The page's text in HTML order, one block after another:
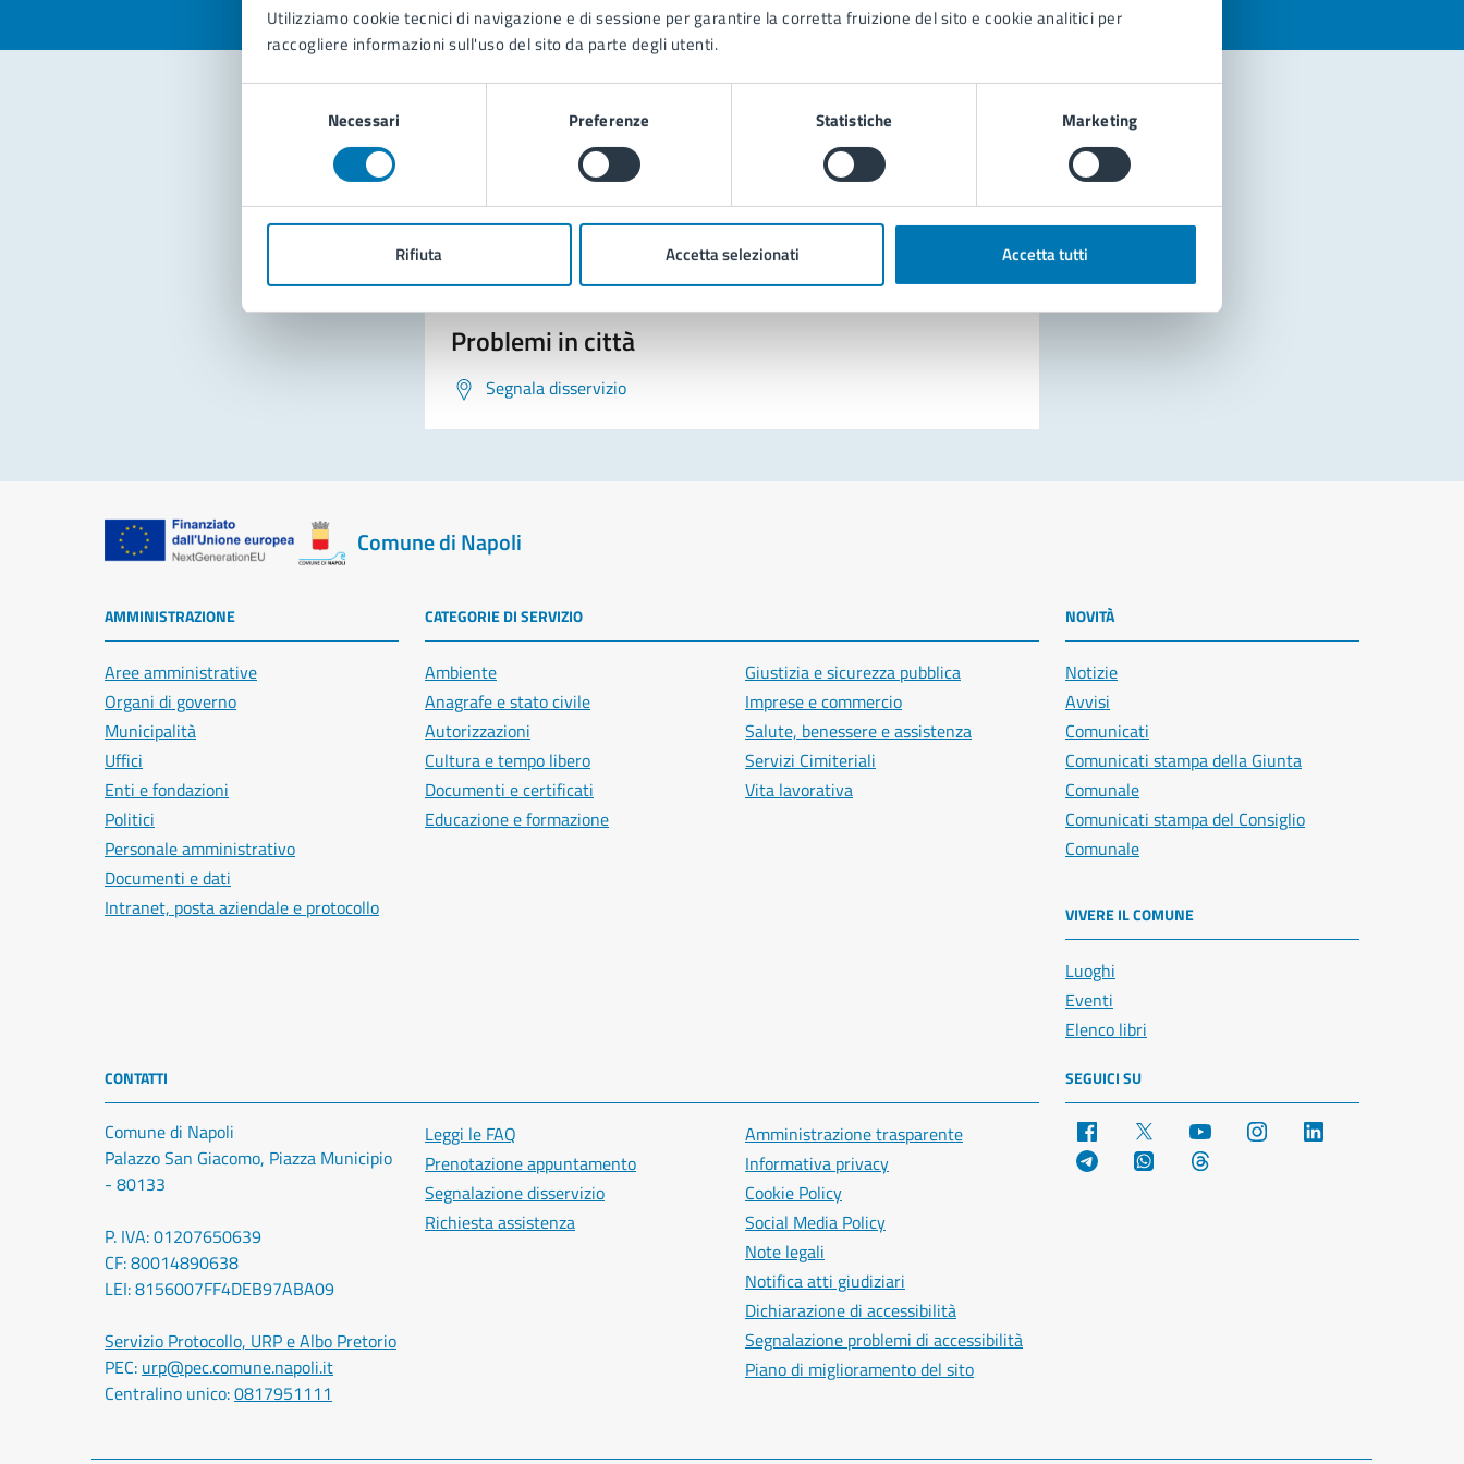
Utilizziamo cookie tecnici di navigazione e di sessione per garantire la corretta fruizione del sito e cookie analitici per
raccogliere informazioni sull'uso del sito da parte degli utenti.
Necessari Preferenze Statistiche Marketing
Rifiuta Accetta selezionati Accetta tutti
Contatta il comune
Prenota appuntamento
Problemi in città
Segnala disservizio
Comune di Napoli
AMMINISTRAZIONE
Aree amministrative
Organi di governo
Municipalità
Uffici
Enti e fondazioni
Politici
Personale amministrativo
Documenti e dati
Intranet, posta aziendale e protocollo
CATEGORIE DI SERVIZIO
Ambiente
Anagrafe e stato civile
Autorizzazioni
Cultura e tempo libero
Documenti e certificati
Educazione e formazione
Giustizia e sicurezza pubblica
Imprese e commercio
Salute, benessere e assistenza
Servizi Cimiteriali
Vita lavorativa
NOVITÀ
Notizie
Avvisi
Comunicati
Comunicati stampa della Giunta
Comunale
Comunicati stampa del Consiglio
Comunale
VIVERE IL COMUNE
Luoghi
Eventi
Elenco libri
CONTATTI
Comune di Napoli
Palazzo San Giacomo, Piazza Municipio
- 80133
P. IVA: 01207650639
CF: 80014890638
LEI: 8156007FF4DEB97ABA09
Servizio Protocollo, URP e Albo Pretorio
PEC: urp@pec.comune.napoli.it
Centralino unico:0817951111
Leggi le FAQ
Prenotazione appuntamento
Segnalazione disservizio
Richiesta assistenza
Amministrazione trasparente
Informativa privacy
Cookie Policy
Social Media Policy
Note legali
Notifica atti giudiziari
Dichiarazione di accessibilità
Segnalazione problemi di accessibilità
Piano di miglioramento del sito
SEGUICI SU
Facebook YouTube Instagram
Telegram WhatsApp